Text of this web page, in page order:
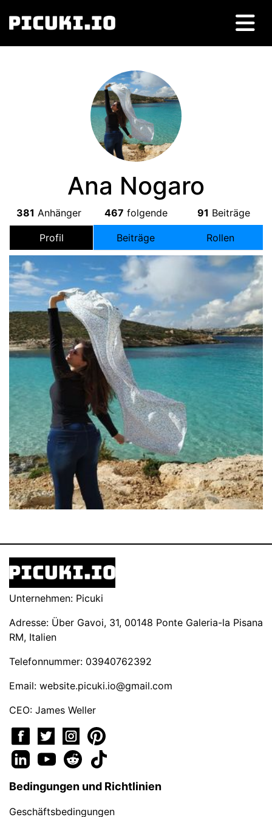
Ana Nogaro
381 Anhänger 467 folgende 91 Beiträge
Profil Beiträge Rollen
Unternehmen: Picuki
Adresse: Über Gavoi, 31, 00148 Ponte Galeria-la Pisana
RM, Italien
Telefonnummer: 03940762392
Email: website.picuki.io@gmail.com
CEO: James Weller
Bedingungen und Richtlinien
Geschäftsbedingungen